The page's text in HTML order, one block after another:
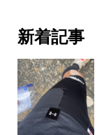
新着記事